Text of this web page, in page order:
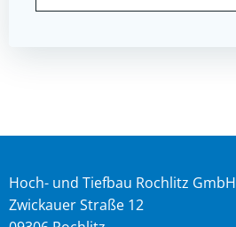
Hoch- und Tiefbau Rochlitz GmbH
Zwickauer Straße 12